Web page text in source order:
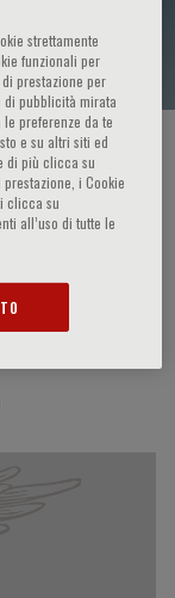
strettamente
funzionali per
prestazione per
di pubblicità mirata
preferenze da te
e su altri siti ed
di più clicca su
i Cookie
clicca su
all’uso di tutte le